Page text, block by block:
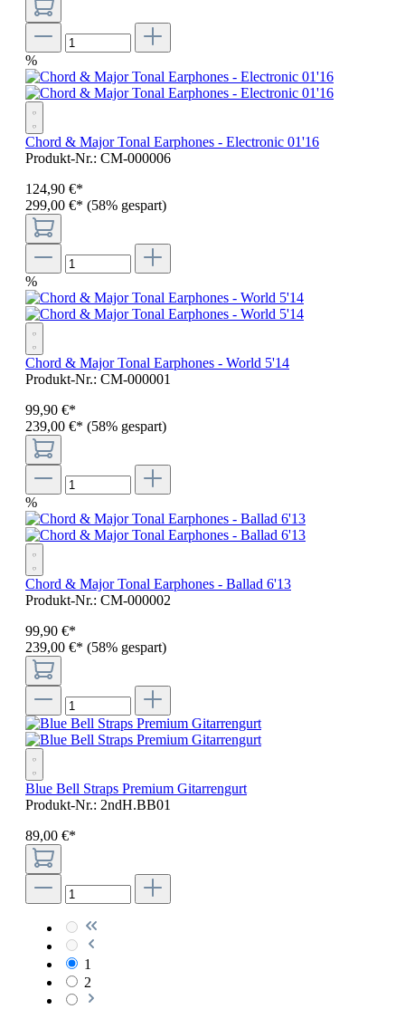
%
Chord & Major Tonal Earphones - Electronic 01'16
Produkt-Nr.: CM-000006
124,90 €*
299,00 €* (58% gespart)
%
Chord & Major Tonal Earphones - World 5'14
Produkt-Nr.: CM-000001
99,90 €*
239,00 €* (58% gespart)
%
Chord & Major Tonal Earphones - Ballad 6'13
Produkt-Nr.: CM-000002
99,90 €*
239,00 €* (58% gespart)
Blue Bell Straps Premium Gitarrengurt
Produkt-Nr.: 2ndH.BB01
89,00 €*
1
2